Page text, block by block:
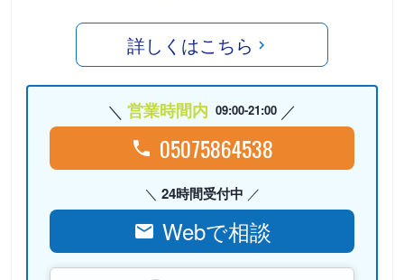
詳しくはこちら
営業時間内 09:00-21:00
05075864538
24時間受付中
Webで相談